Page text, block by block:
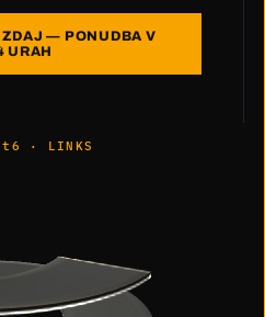
— PONUDBA V
URAH
· LINKS